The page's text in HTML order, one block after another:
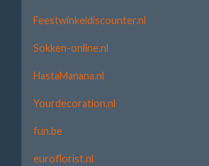
Feestwinkeldiscounter.nl
Sokken-online.nl
HastaManana.nl
Yourdecoration.nl
fun.be
euroflorist.nl